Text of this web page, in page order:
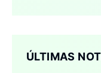
ÚLTIMAS